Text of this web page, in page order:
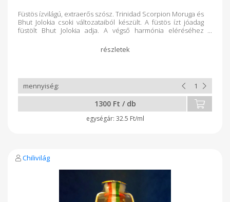
Füstös ízvilágú, extraerős szósz. Trinidad Scorpion Moruga és
Bhut Jolokia csoki változataiból készült. A füstös ízt jóadag
füstölt Bhut Jolokia adja. A végső harmónia eléréséhez
adtunk még hozzá. A füstölt és csípős ízek kedvelőinek
javasoljuk! Bablevesbe vagy egy jó adag csülökre is kiváló!
1300 Ft / db
32.5 Ft/ml
Chilivilág